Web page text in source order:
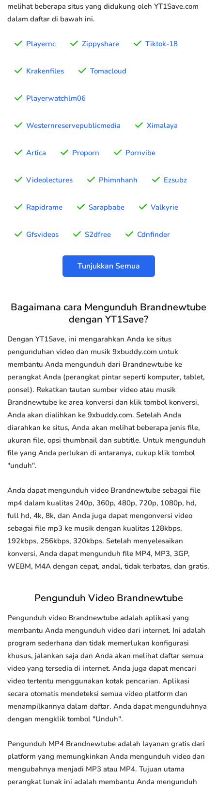
melihat beberapa situs yang didukung oleh YT1Save.com
dalam daftar di bawah ini.
Playernc Zippyshare Tiktok-18
Krakenfiles Tomacloud
Playerwatchlm06
Westernreservepublicmedia Ximalaya
Artica Proporn Pornvibe
Videolectures Phimnhanh Ezsubz
Rapidrame Sarapbabe Valkyrie
Gfsvideos S2dfree Cdnfinder
Tunjukkan Semua
Bagaimana cara Mengunduh Brandnewtube
dengan YT1Save?
Dengan YT1Save, ini mengarahkan Anda ke situs
pengunduhan video dan musik 9xbuddy.com untuk
membantu Anda mengunduh dari Brandnewtube ke
perangkat Anda (perangkat pintar seperti komputer, tablet,
ponsel). Rekatkan tautan sumber video atau musik
Brandnewtube ke area konversi dan klik tombol konversi,
Anda akan dialihkan ke 9xbuddy.com. Setelah Anda
diarahkan ke situs, Anda akan melihat beberapa jenis file,
ukuran file, opsi thumbnail dan subtitle. Untuk mengunduh
file yang Anda perlukan di antaranya, cukup klik tombol
"unduh".
Anda dapat mengunduh video Brandnewtube sebagai file
mp4 dalam kualitas 240p, 360p, 480p, 720p, 1080p, hd,
full hd, 4k, 8k, dan Anda juga dapat mengonversi video
sebagai file mp3 ke musik dengan kualitas 128kbps,
192kbps, 256kbps, 320kbps. Setelah menyelesaikan
konversi, Anda dapat mengunduh file MP4, MP3, 3GP,
WEBM, M4A dengan cepat, andal, tidak terbatas, dan gratis.
Pengunduh Video Brandnewtube
Pengunduh video Brandnewtube adalah aplikasi yang
membantu Anda mengunduh video dari internet. Ini adalah
program sederhana dan tidak memerlukan konfigurasi
khusus, jalankan saja dan Anda akan melihat daftar semua
video yang tersedia di internet. Anda juga dapat mencari
video tertentu menggunakan kotak pencarian. Aplikasi
secara otomatis mendeteksi semua video platform dan
menampilkannya dalam daftar. Anda dapat mengunduhnya
dengan mengklik tombol "Unduh".
Pengunduh MP4 Brandnewtube adalah layanan gratis dari
platform yang memungkinkan Anda mengunduh video dan
mengubahnya menjadi MP3 atau MP4. Tujuan utama
perangkat lunak ini adalah membantu Anda mengunduh